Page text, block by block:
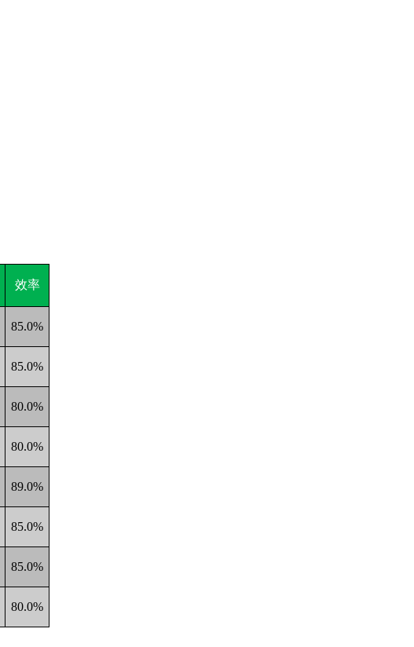
效率
85.0%
85.0%
80.0%
80.0%
89.0%
85.0%
85.0%
80.0%